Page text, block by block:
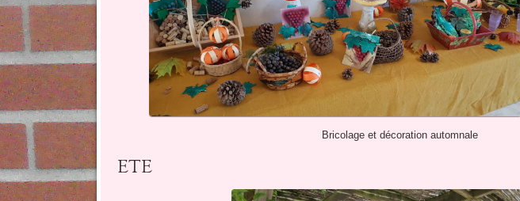
Bricolage et décoration automnale
ETE